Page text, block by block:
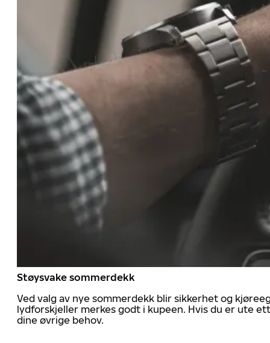
Støysvake sommerdekk
Ved valg av nye sommerdekk blir sikkerhet og
lydforskjeller merkes godt i kupeen. Hvis du er ute
dine øvrige behov.